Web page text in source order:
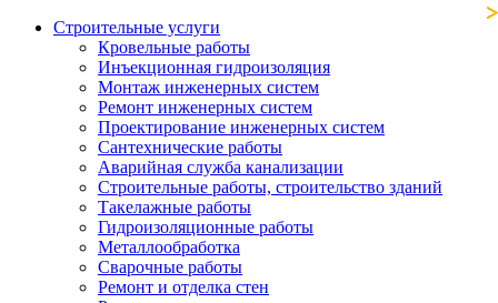
Строительные услуги
Кровельные работы
Инъекционная гидроизоляция
Монтаж инженерных систем
Ремонт инженерных систем
Проектирование инженерных систем
Сантехнические работы
Аварийная служба канализации
Строительные работы, строительство зданий
Такелажные работы
Гидроизоляционные работы
Металлообработка
Сварочные работы
Ремонт и отделка стен